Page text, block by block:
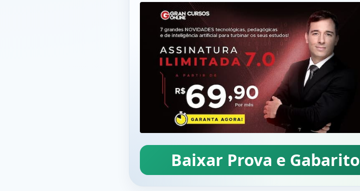
Baixar Prova e Gabarito